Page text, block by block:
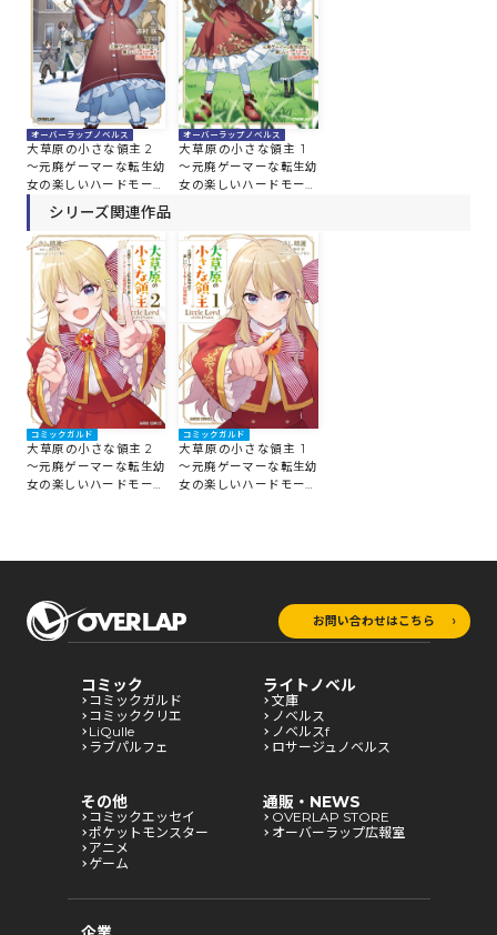
オーバーラップノベルス
大草原の小さな領主 2
～元廃ゲーマーな転生幼
女の楽しいハードモード
辺境開拓記～
オーバーラップノベルス
大草原の小さな領主 1
～元廃ゲーマーな転生幼
女の楽しいハードモード
シリーズ関連作品
コミックガルド
大草原の小さな領主 2
～元廃ゲーマーな転生幼
女の楽しいハードモード
コミックガルド
大草原の小さな領主 1
～元廃ゲーマーな転生幼
女の楽しいハードモード
お問い合わせはこちら
コミック
コミックガルド
コミッククリエ
LiQulle
ラブパルフェ
ライトノベル
文庫
ノベルス
ノベルスf
ロサージュノベルス
その他
コミックエッセイ
ポケットモンスター
アニメ
ゲーム
通販・NEWS
OVERLAP STORE
オーバーラップ広報室